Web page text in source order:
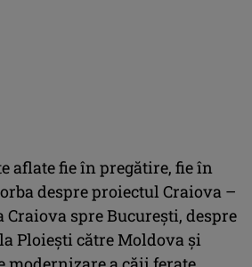
aflate fie în pregătire, fie în
despre proiectul Craiova –
Craiova spre Bucureşti, despre
Ploieşti către Moldova și